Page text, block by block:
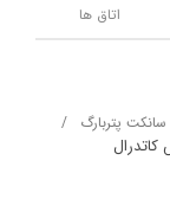
اتاق ها
پتربارگ